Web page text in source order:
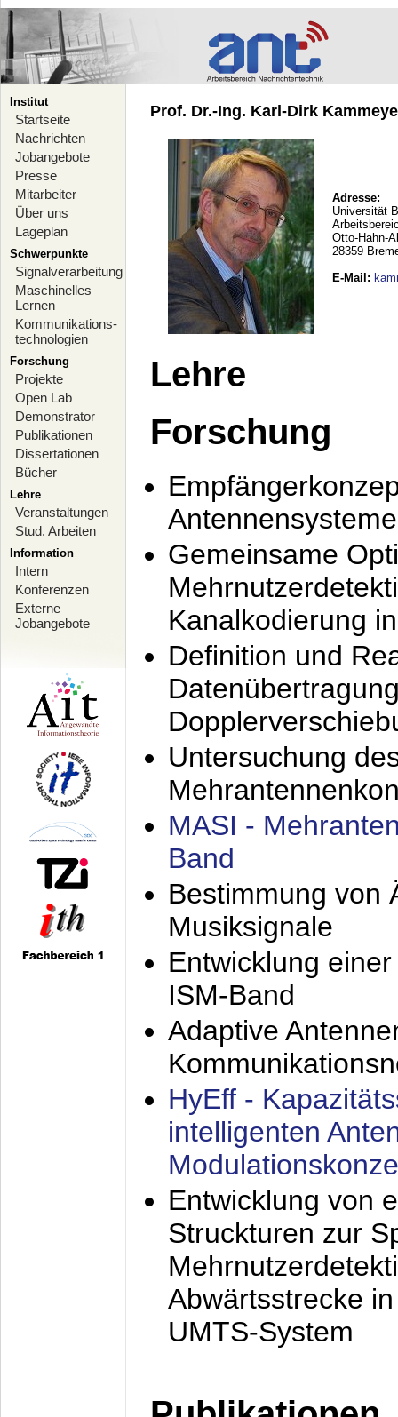
Institut
Startseite
Nachrichten
Jobangebote
Presse
Mitarbeiter
Über uns
Lageplan
Schwerpunkte
Signalverarbeitung
Maschinelles
Lernen
Kommunikations-
technologien
Forschung
Projekte
Open Lab
Demonstrator
Publikationen
Dissertationen
Bücher
Lehre
Veranstaltungen
Stud. Arbeiten
Information
Intern
Konferenzen
Externe
Jobangebote
Prof. Dr.-Ing. Karl-Dirk
Adresse:
Universität
Otto-Hahn-
28359
E-Mail :
Lehre
Forschung
Antennensysteme
Gemeinsame
Kanalkodierung
Definition und
Untersuchung
MASI -
Band
Bestimmung von
Musiksignale
Entwicklung
ISM-Band
Adaptive
HyEff -
intelligenten
Entwicklung von
Struckturen zur
Abwärtsstrecke
UMTS-System